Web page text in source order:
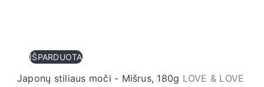
IŠPARDUOTA
Japonų stiliaus moči - Mišrus, 180g LOVE & LOVE